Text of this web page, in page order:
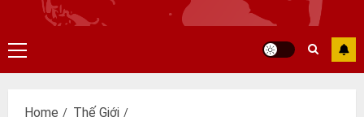
Primary
Menu
Home
Thế Giới